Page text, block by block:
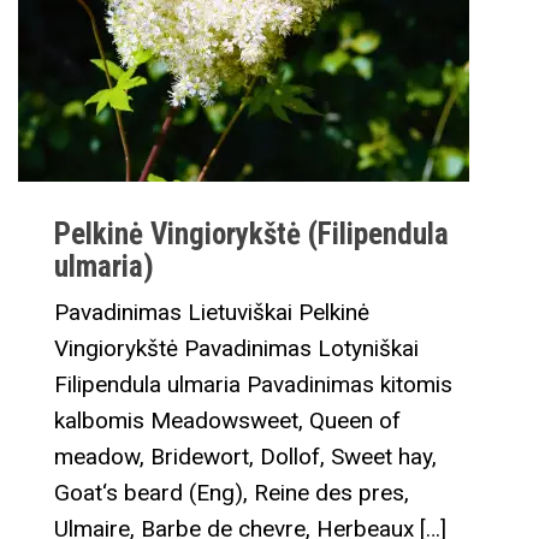
Pelkinė Vingiorykštė (Filipendula
ulmaria)
Pavadinimas Lietuviškai Pelkinė
Vingiorykštė Pavadinimas Lotyniškai
Filipendula ulmaria Pavadinimas kitomis
kalbomis Meadowsweet, Queen of
meadow, Bridewort, Dollof, Sweet hay,
Goat‘s beard (Eng), Reine des pres,
Ulmaire, Barbe de chevre, Herbeaux […]